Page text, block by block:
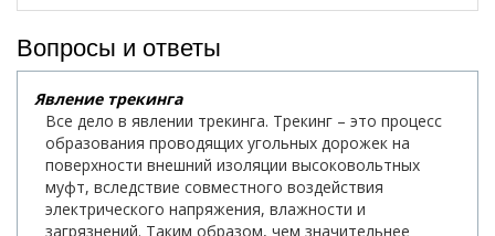
Вопросы и ответы
Явление трекинга
Все дело в явлении трекинга. Трекинг – это процесс
образования проводящих угольных дорожек на
поверхности внешний изоляции высоковольтных
муфт, вследствие совместного воздействия
электрического напряжения, влажности и
загрязнений. Таким образом, чем значительнее